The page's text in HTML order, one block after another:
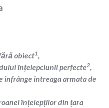
obiect1,
înțelepciunii perfecte2,
înfrânge întreaga armata de
înțelepților din țara